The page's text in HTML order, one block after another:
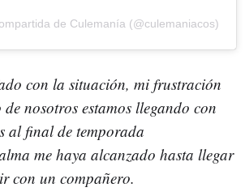
de Culemanía (@culemaniacos)
con la situación, mi frustración
nosotros estamos llegando con
al final de temporada
me haya alcanzado hasta llegar
con un compañero.